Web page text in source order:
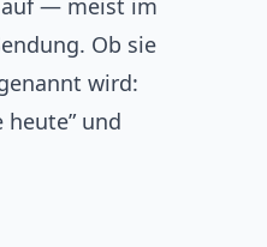
auf — meist im
Ob sie
wird:
und